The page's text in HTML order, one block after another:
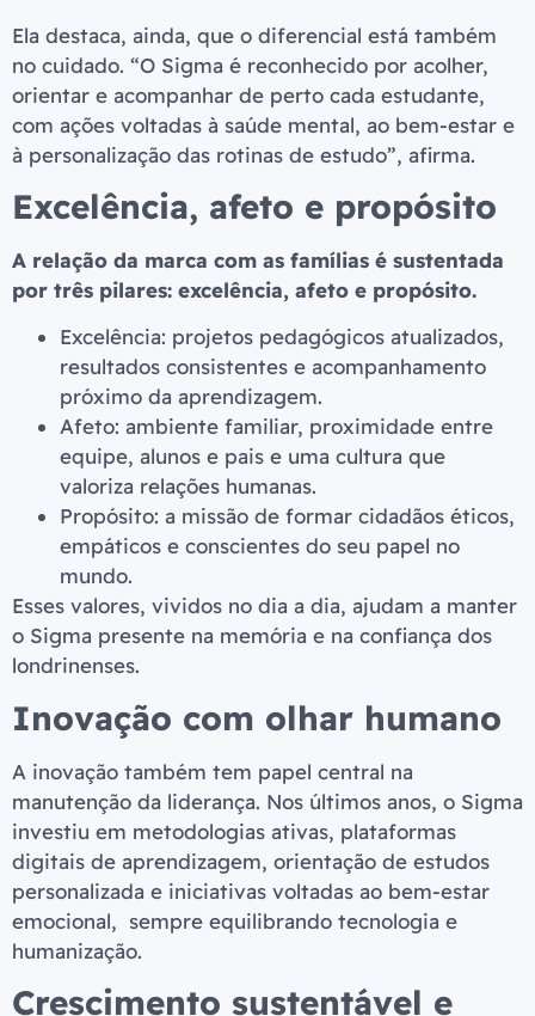
Ela destaca, ainda, que o diferencial está também
no cuidado. “O Sigma é reconhecido por acolher,
orientar e acompanhar de perto cada estudante,
com ações voltadas à saúde mental, ao bem-estar e
à personalização das rotinas de estudo”, afirma.
Excelência, afeto e propósito
A relação da marca com as famílias é sustentada
por três pilares: excelência, afeto e propósito.
Excelência: projetos pedagógicos atualizados,
resultados consistentes e acompanhamento
próximo da aprendizagem.
Afeto: ambiente familiar, proximidade entre
equipe, alunos e pais e uma cultura que
valoriza relações humanas.
Propósito: a missão de formar cidadãos éticos,
empáticos e conscientes do seu papel no
mundo.
Esses valores, vividos no dia a dia, ajudam a manter
o Sigma presente na memória e na confiança dos
londrinenses.
Inovação com olhar humano
A inovação também tem papel central na
manutenção da liderança. Nos últimos anos, o Sigma
investiu em metodologias ativas, plataformas
digitais de aprendizagem, orientação de estudos
personalizada e iniciativas voltadas ao bem-estar
emocional, sempre equilibrando tecnologia e
humanização.
Crescimento sustentável e